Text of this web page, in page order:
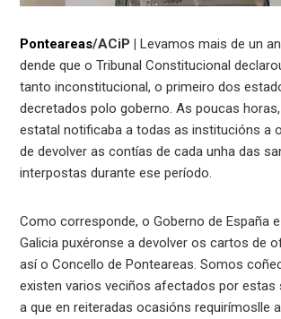
Ponteareas/ACiP | Levamos mais de un
dende que o Tribunal Constitucional
tanto inconstitucional, o primeiro dos
decretados polo goberno. As poucas
estatal notificaba a todas as institucións a
de devolver as contías de cada unha das
interpostas durante ese período.
Como corresponde, o Goberno de España
Galicia puxéronse a devolver os cartos de
así o Concello de Ponteareas. Somos
existen varios veciños afectados por estas
a que en reiteradas ocasións requirímoslle